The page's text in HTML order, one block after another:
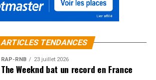
ARTICLES TENDANCES
RAP-RNB 23 juillet 2026
The Weeknd bat un record en France